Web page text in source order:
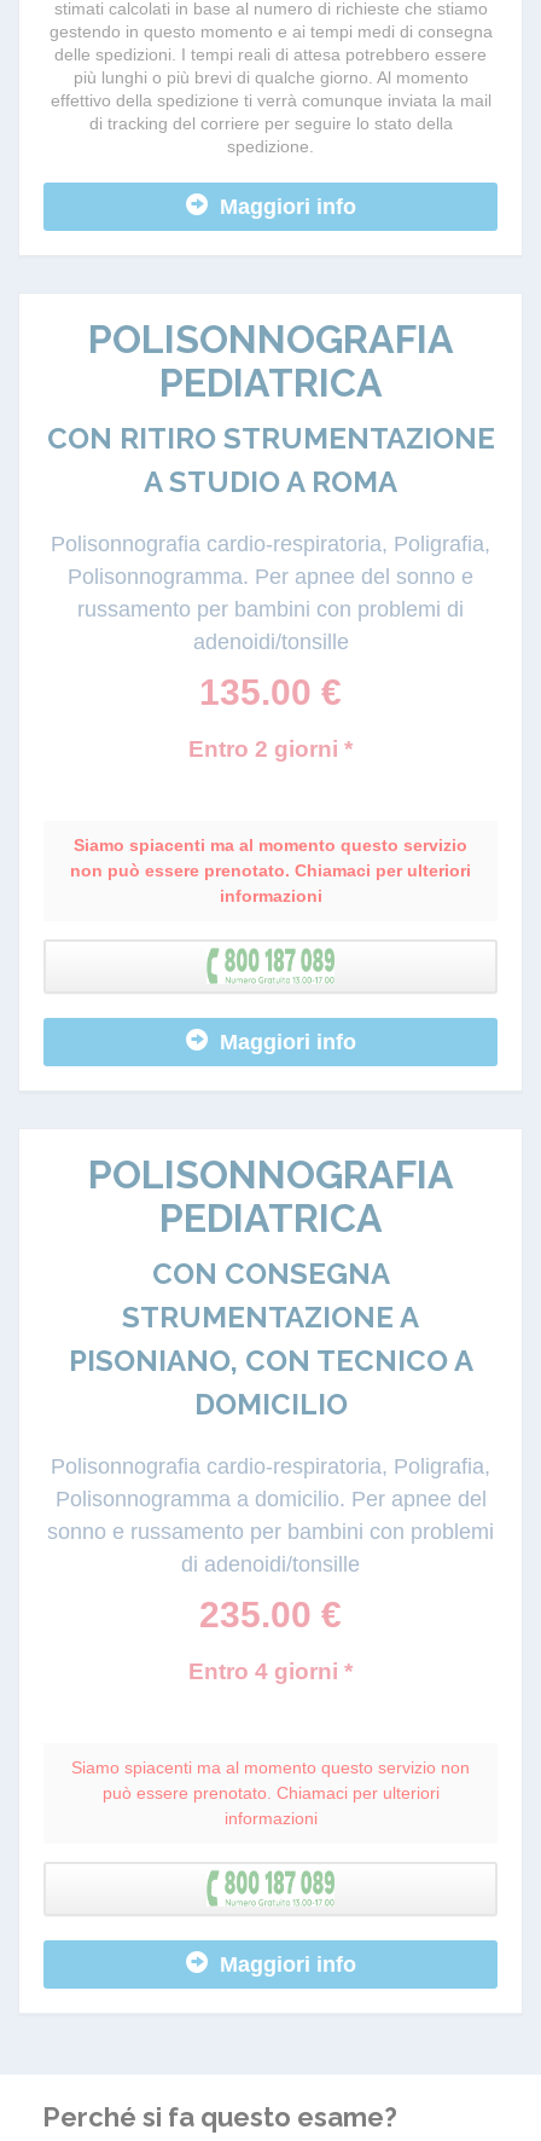
stimati calcolati in base al numero di richieste che stiamo
gestendo in questo momento e ai tempi medi di consegna
delle spedizioni. I tempi reali di attesa potrebbero essere
più lunghi o più brevi di qualche giorno. Al momento
effettivo della spedizione ti verrà comunque inviata la mail
di tracking del corriere per seguire lo stato della
spedizione.
Maggiori info
POLISONNOGRAFIA
PEDIATRICA
CON RITIRO STRUMENTAZIONE
A STUDIO A ROMA
Polisonnografia cardio-respiratoria, Poligrafia,
Polisonnogramma. Per apnee del sonno e
russamento per bambini con problemi di
adenoidi/tonsille
135.00 €
Entro 2 giorni *
Siamo spiacenti ma al momento questo servizio
non può essere prenotato. Chiamaci per ulteriori
informazioni
Maggiori info
POLISONNOGRAFIA
PEDIATRICA
CON CONSEGNA
STRUMENTAZIONE A
PISONIANO, CON TECNICO A
DOMICILIO
Polisonnografia cardio-respiratoria, Poligrafia,
Polisonnogramma a domicilio. Per apnee del
sonno e russamento per bambini con problemi
di adenoidi/tonsille
235.00 €
Entro 4 giorni *
Siamo spiacenti ma al momento questo servizio non
può essere prenotato. Chiamaci per ulteriori
informazioni
Maggiori info
Perché si fa questo esame?